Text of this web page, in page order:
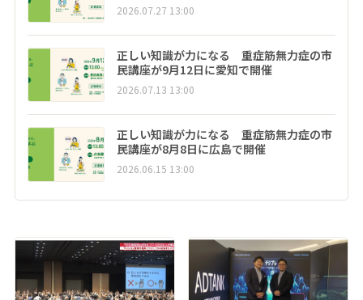
2026.07.27 13:00
正しい知識が力になる 重症筋無力症の市
民講座が9月12日に愛知で開催
2026.07.13 13:00
正しい知識が力になる 重症筋無力症の市
民講座が8月8日に広島で開催
2026.06.15 13:00